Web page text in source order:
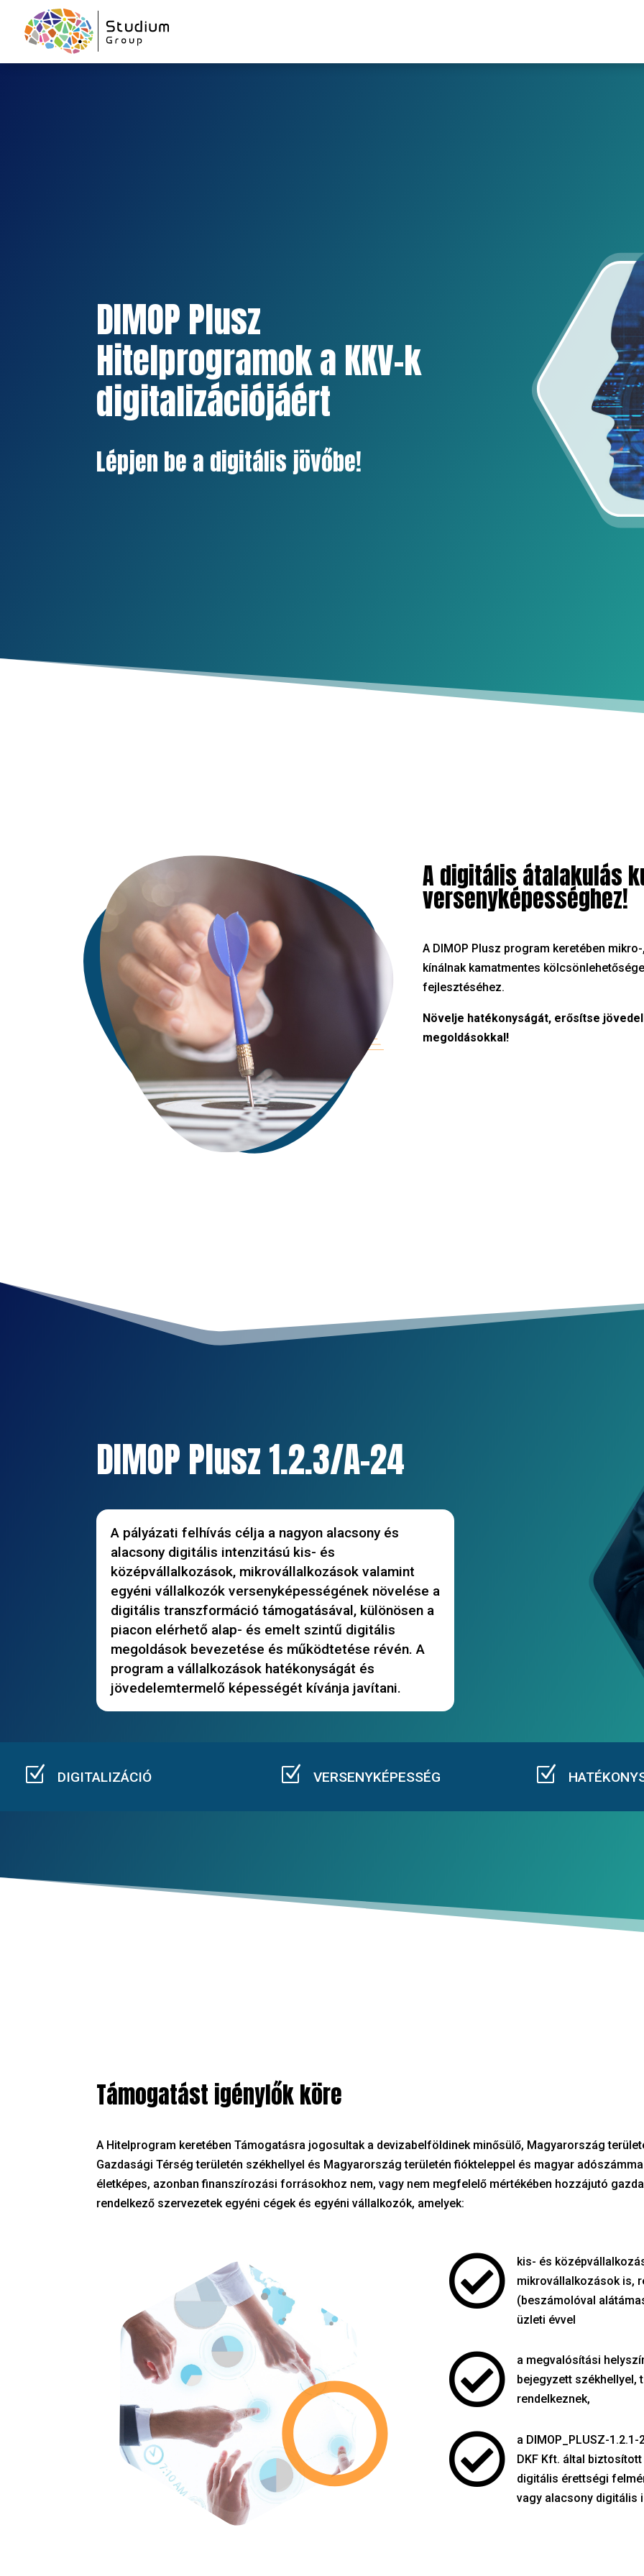
DIMOP Plusz
Hitelprogramok a KKV-k
digitalizációjáért
Lépjen be a digitális jövőbe!
A digitális átalakulás
versenyképességhez!
A DIMOP Plusz program keretében
kínálnak kamatmentes
fejlesztéséhez.
Növelje hatékonyságát, erősítse
megoldásokkal!
DIMOP Plusz 1.2.3/A-24
A pályázati felhívás célja a nagyon alacsony és
alacsony digitális intenzitású kis- és
középvállalkozások, mikrovállalkozások valamint
egyéni vállalkozók versenyképességének növelése a
digitális transzformáció támogatásával, különösen a
piacon elérhető alap- és emelt szintű digitális
megoldások bevezetése és működtetése révén. A
program a vállalkozások hatékonyságát és
jövedelemtermelő képességét kívánja javítani.
Z DIGITALIZÁCIÓ Z VERSENYKÉPESSÉG Z
Támogatást igénylők köre
A Hitelprogram keretében Támogatásra jogosultak a devizabelföldinek minősülő, Magyarország
Gazdasági Térség területén székhellyel és Magyarország területén fiókteleppel és magyar
életképes, azonban finanszírozási forrásokhoz nem, vagy nem megfelelő mértékében hozzájutó
rendelkező szervezetek egyéni cégek és egyéni vállalkozók, amelyek:

kis- és
mikrovállalkozásokis,
(beszámolóval
üzleti évvel

a megvalósítási
bejegyzett székhellyel,
rendelkeznek,

a DIMOP_PLUSZ-
DKF Kft. által
digitális érettségi
vagy alacsony digitális